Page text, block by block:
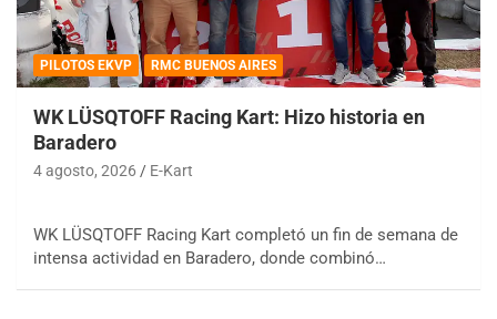
PILOTOS EKVP RMC BUENOS AIRES
WK LÜSQTOFF Racing Kart: Hizo historia en
Baradero
4 agosto, 2026 E-Kart
WK LÜSQTOFF Racing Kart completó un fin de semana de
intensa actividad en Baradero, donde combinó…
08/09-AGO